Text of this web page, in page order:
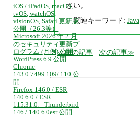
さい。
関連キーワード: Java
前の記事 次の記事
iOS / iPadOS, macOS,
tvOS, watchOS,
visionOS, Safari 更新版
公開（26.3等）
Microsoft 2026 年 2 月
のセキュリティ更新プ
ログラム (月例) 公開
WordPress 6.9 公開
Chrome
143.0.7499.109/.110 公
開
Firefox 146.0 / ESR
140.6.0 / ESR
115.31.0、Thunderbird
146 / 140.6.0esr 公開